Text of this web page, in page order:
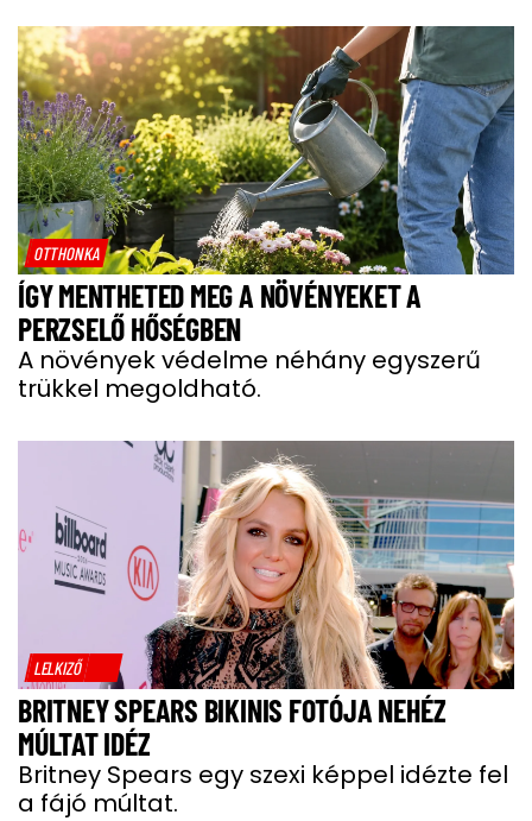
OTTHONKA
ÍGY MENTHETED MEG A NÖVÉNYEKET A
PERZSELŐ HŐSÉGBEN
A növények védelme néhány egyszerű
trükkel megoldható.
LELKIZŐ
BRITNEY SPEARS BIKINIS FOTÓJA NEHÉZ
MÚLTAT IDÉZ
Britney Spears egy szexi képpel idézte fel
a fájó múltat.